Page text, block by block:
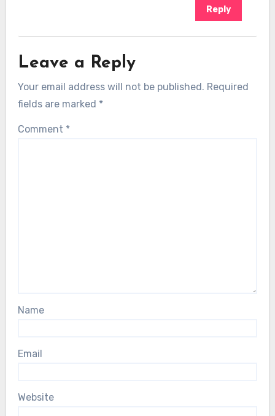
Reply
Leave a Reply
Your email address will not be published. Required
fields are marked *
Comment *
Name
Email
Website